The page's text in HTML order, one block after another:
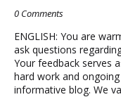
0 Comments
ENGLISH: You are
ask questions
Your feedback serves
hard work and
informative blog. We